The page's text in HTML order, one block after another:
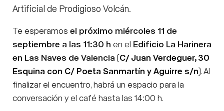
Artificial de Prodigioso Volcán.
Te esperamos el próximo miércoles 11 de
septiembre a las 11:30 h en el Edificio La Harinera
en Las Naves de Valencia (C/ Juan Verdeguer, 30
Esquina con C/ Poeta Sanmartín y Aguirre s/n). Al
finalizar el encuentro, habrá un espacio para la
conversación y el café hasta las 14:00 h.